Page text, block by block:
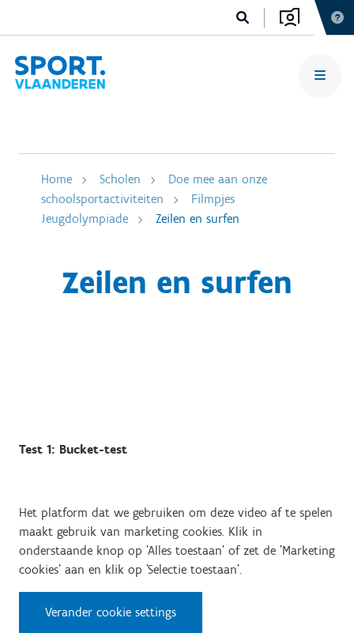
Home Scholen
Doe mee aan onze
schoolsportactiviteiten
Filmpjes
Jeugdolympiade
Zeilen en surfen
Zeilen en surfen
Test 1: Bucket-test
Het platform dat we gebruiken om deze video af te spelen
maakt gebruik van marketing cookies. Klik in
onderstaande knop op 'Alles toestaan' of zet de 'Marketing
cookies' aan en klik op 'Selectie toestaan'.
Verander cookie settings